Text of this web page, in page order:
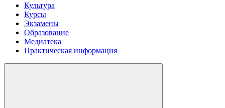
Культура
Курсы
Экзамены
Образование
Медиатека
Практическая информация